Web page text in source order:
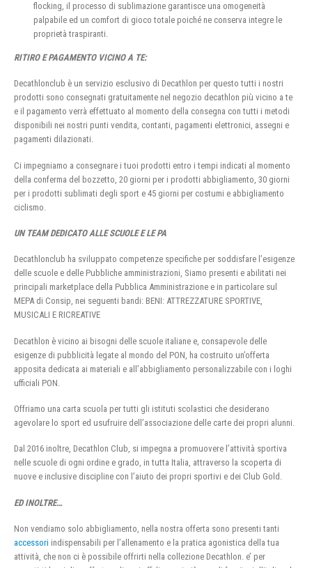
flocking, il processo di sublimazione garantisce una omogeneità
palpabile ed un comfort di gioco totale poiché ne conserva integre le
proprietà traspiranti.
RITIRO E PAGAMENTO VICINO A TE:
Decathlonclub è un servizio esclusivo di Decathlon per questo tutti i nostri
prodotti sono consegnati gratuitamente nel negozio decathlon più vicino a te
e il pagamento verrà effettuato al momento della consegna con tutti i metodi
disponibili nei nostri punti vendita, contanti, pagamenti elettronici, assegni e
pagamenti dilazionati.
Ci impegniamo a consegnare i tuoi prodotti entro i tempi indicati al momento
della conferma del bozzetto, 20 giorni per i prodotti abbigliamento, 30 giorni
per i prodotti sublimati degli sport e 45 giorni per costumi e abbigliamento
ciclismo.
UN TEAM DEDICATO ALLE SCUOLE E LE PA
Decathlonclub ha sviluppato competenze specifiche per soddisfare l’esigenze
delle scuole e delle Pubbliche amministrazioni, Siamo presenti e abilitati nei
principali marketplace della Pubblica Amministrazione e in particolare sul
MEPA di Consip, nei seguenti bandi: BENI: ATTREZZATURE SPORTIVE,
MUSICALI E RICREATIVE
Decathlon è vicino ai bisogni delle scuole italiane e, consapevole delle
esigenze di pubblicità legate al mondo del PON, ha costruito un’offerta
apposita dedicata ai materiali e all’abbigliamento personalizzabile con i loghi
ufficiali PON.
Offriamo una carta scuola per tutti gli istituti scolastici che desiderano
agevolare lo sport ed usufruire dell’associazione delle carte dei propri alunni.
Dal 2016 inoltre, Decathlon Club, si impegna a promuovere l’attività sportiva
nelle scuole di ogni ordine e grado, in tutta Italia, attraverso la scoperta di
nuove e inclusive discipline con l’aiuto dei propri sportivi e dei Club Gold.
ED INOLTRE…
Non vendiamo solo abbigliamento, nella nostra offerta sono presenti tanti
accessori indispensabili per l’allenamento e la pratica agonistica della tua
attività, che non ci è possibile offrirti nella collezione Decathlon. e’ per